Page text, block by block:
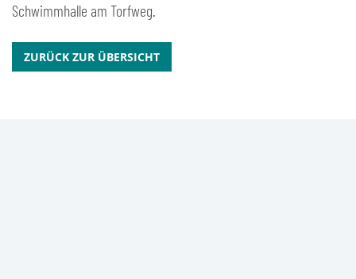
Schwimmhalle am Torfweg.
ZURÜCK ZUR ÜBERSICHT